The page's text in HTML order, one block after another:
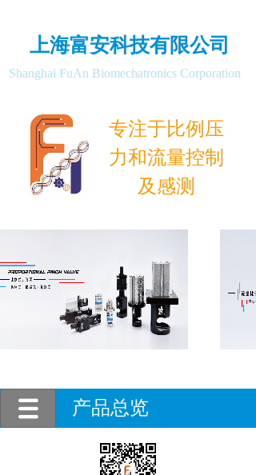
上海富安科技有限公司
Shanghai FuAn Biomechatronics Corporation
专注于比例压
力和流量控制
及感测
产品总览